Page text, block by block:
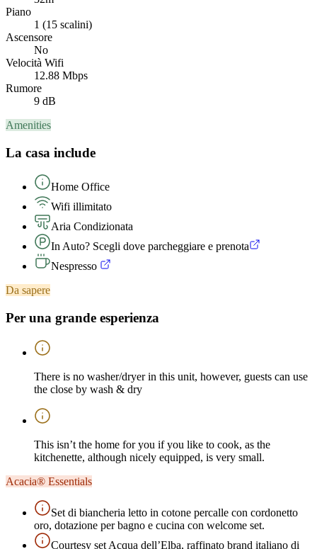
Piano
1 (15 scalini)
Ascensore
No
Velocità Wifi
12.88 Mbps
Rumore
9 dB
Amenities
La casa include
Home Office
Wifi illimitato
Aria Condizionata
In Auto? Scegli dove parcheggiare e prenota
Nespresso
Da sapere
Per una grande esperienza
There is no washer/dryer in this unit, however, guests can use
the close by wash & dry
This isn’t the home for you if you like to cook, as the
kitchenette, although nicely equipped, is very small.
Acacia® Essentials
Set di biancheria letto in cotone percalle con cordonetto
oro, dotazione per bagno e cucina con welcome set.
Courtesy set Acqua dell’Elba, raffinato brand italiano di